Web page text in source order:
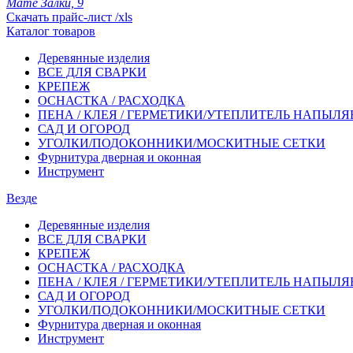
Скачать прайс-лист /xls
Каталог товаров
Деревянные изделия
ВСЕ ДЛЯ СВАРКИ
КРЕПЕЖ
ОСНАСТКА / РАСХОДКА
ПЕНА / КЛЕЯ / ГЕРМЕТИКИ/УТЕПЛИТЕЛЬ
САД И ОГОРОД
УГОЛКИ/ПОДОКОННИКИ/МОСКИТНЫЕ СЕТКИ
Фурнитура дверная и оконная
Инструмент
Везде
Деревянные изделия
ВСЕ ДЛЯ СВАРКИ
КРЕПЕЖ
ОСНАСТКА / РАСХОДКА
ПЕНА / КЛЕЯ / ГЕРМЕТИКИ/УТЕПЛИТЕЛЬ
САД И ОГОРОД
УГОЛКИ/ПОДОКОННИКИ/МОСКИТНЫЕ СЕТКИ
Фурнитура дверная и оконная
Инструмент